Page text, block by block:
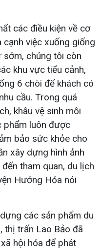
các điều kiện về cơ
việc xuống giống
chúng tôi còn
khu vực tiểu cảnh,
6 chòi để khách có
cầu. Trong quá
khâu vệ sinh môi
phẩm luôn được
bảo sức khỏe cho
xây dựng hình ảnh
tham quan, du lịch
Hướng Hóa nói
các sản phẩm du
thị trấn Lao Bảo đã
hội hóa để phát